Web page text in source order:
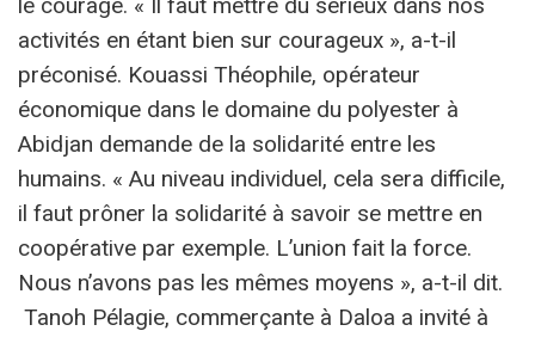
le courage. « Il faut mettre du sérieux dans nos
activités en étant bien sur courageux », a-t-il
préconisé. Kouassi Théophile, opérateur
économique dans le domaine du polyester à
Abidjan demande de la solidarité entre les
humains. « Au niveau individuel, cela sera difficile,
il faut prôner la solidarité à savoir se mettre en
coopérative par exemple. L’union fait la force.
Nous n’avons pas les mêmes moyens », a-t-il dit.
Tanoh Pélagie, commerçante à Daloa a invité à